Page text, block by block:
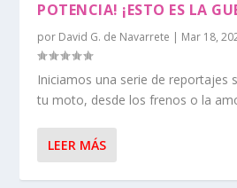
POTENCIA! ¡ESTO ES LA
por David G. de Navarrete | Mar 18,
Iniciamos una serie de reportajes
tu moto, desde los frenos o la
LEER MÁS